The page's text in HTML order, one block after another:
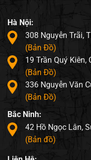
Hà Nội:
308 Nguyễn Trãi,
(Bản Đồ)
19 Trần Quý Kiên,
(Bản Đồ)
336 Nguyễn Văn
(Bản Đồ)
Bắc Ninh:
42 Hồ Ngọc Lân,
(Bản đồ)